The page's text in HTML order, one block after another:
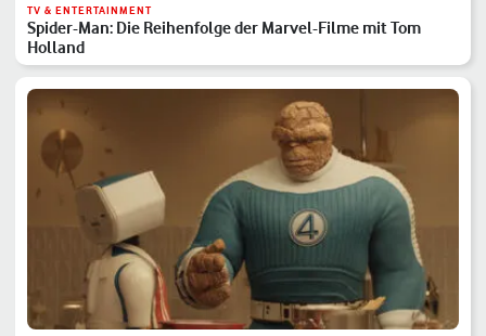
TV & ENTERTAINMENT
Spider-Man: Die Reihenfolge der Marvel-Filme mit Tom
Holland